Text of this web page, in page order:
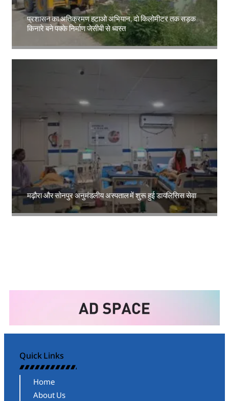
प्रशासन का अतिक्रमण हटाओ अभियान, दो किलोमीटर तक सड़क
किनारे बने पक्के निर्माण जेसीबी से ध्वस्त
मढ़ौरा और सोनपुर अनुमंडलीय अस्पताल में शुरू हुई डायलिसिस सेवा
Amit Lekh
Quick Links
Home
About Us